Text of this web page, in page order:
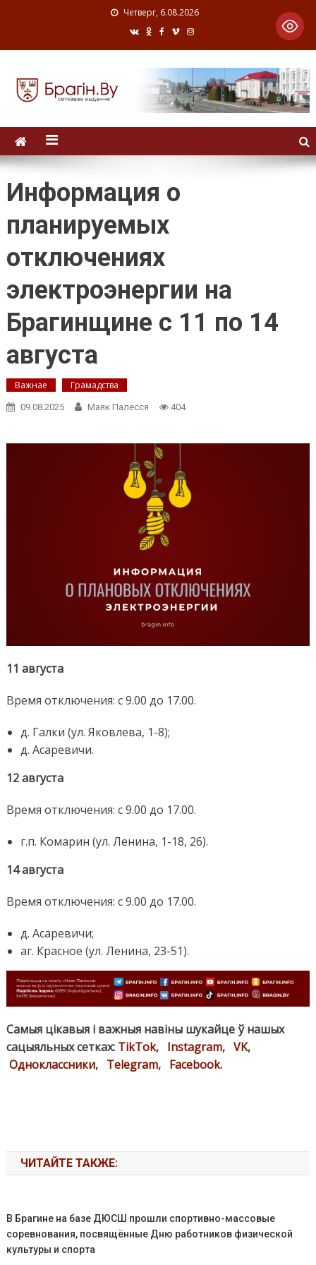
Четверг, 6.08.2026
Информация о
планируемых
отключениях
электроэнергии на
Брагинщине с 11 по 14
августа
Важнае Грамадства
09.08.2025 Маяк Палесся 404
11 августа
Время отключения: с 9.00 до 17.00.
д. Галки (ул. Яковлева, 1-8);
д. Асаревичи.
12 августа
Время отключения: с 9.00 до 17.00.
г.п. Комарин (ул. Ленина, 1-18, 26).
14 августа
Время отключения: с 9.00 до 17.00.
д. Асаревичи;
аг. Красное (ул. Ленина, 23-51).
Самыя цікавыя і важныя навіны шукайце ў нашых
сацыяльных сетках: TikTok, Instagram, VK,
Одноклассники, Telegram, Facebook.
ЧИТАЙТЕ ТАКЖЕ:
В Брагине на базе ДЮСШ прошли спортивно-массовые
соревнования, посвящённые Дню работников физической
культуры и спорта